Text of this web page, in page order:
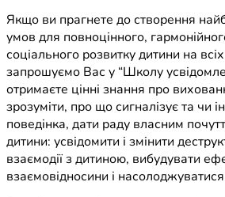
Якщо ви прагнете до створення
умов для повноцінного,
соціального розвитку дитини на
запрошуємо Вас у “Школу
отримаєте цінні знання про
зрозуміти, про що сигналізує та чи
поведінка, дати раду власним
дитини: усвідомити і змінити
взаємодії з дитиною, вибудувати
взаємовідносини і